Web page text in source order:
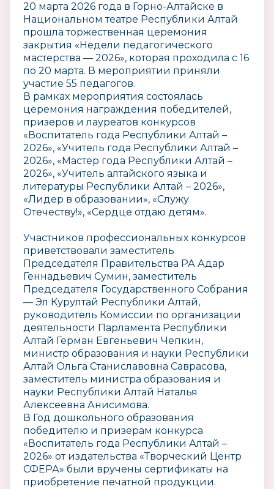
20 марта 2026 года в Горно-Алтайске в
Национальном театре Республики Алтай
прошла торжественная церемония
закрытия «Недели педагогического
мастерства — 2026», которая проходила с 16
по 20 марта. В мероприятии приняли
участие 55 педагогов.
В рамках мероприятия состоялась
церемония награждения победителей,
призеров и лауреатов конкурсов
«Воспитатель года Республики Алтай –
2026», «Учитель года Республики Алтай –
2026», «Мастер года Республики Алтай –
2026», «Учитель алтайского языка и
литературы Республики Алтай – 2026»,
«Лидер в образовании», «Служу
Отечеству!», «Сердце отдаю детям».
Участников профессиональных конкурсов
приветствовали заместитель
Председателя Правительства РА Адар
Геннадьевич Сумин, заместитель
Председателя Государственного Собрания
— Эл Курултай Республики Алтай,
руководитель Комиссии по организации
деятельности Парламента Республики
Алтай Герман Евгеньевич Чепкин,
министр образования и науки Республики
Алтай Ольга Станиславовна Саврасова,
заместитель министра образования и
науки Республики Алтай Наталья
Алексеевна Анисимова.
В Год дошкольного образования
победителю и призерам конкурса
«Воспитатель года Республики Алтай –
2026» от издательства «Творческий Центр
СФЕРА» были вручены сертификаты на
приобретение печатной продукции.